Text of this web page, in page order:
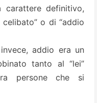
definitivo,
o di “addio
addio era un
tanto al “lei”
persone che si